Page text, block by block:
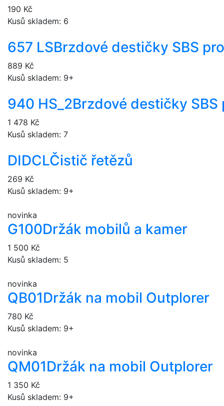
190 Kč
Kusů skladem: 6
657 LSBrzdové destičky SBS
889 Kč
Kusů skladem: 9+
940 HS_2Brzdové destičky
1 478 Kč
Kusů skladem: 7
DIDCLČistič řetězů
269 Kč
Kusů skladem: 9+
novinka
G100Držák mobilů a kamer
1 500 Kč
Kusů skladem: 5
novinka
QB01Držák na mobil Outplorer
780 Kč
Kusů skladem: 9+
novinka
QM01Držák na mobil Outplorer
1 350 Kč
Kusů skladem: 9+